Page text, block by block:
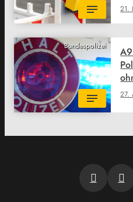
21.
Bundespolizei
27.